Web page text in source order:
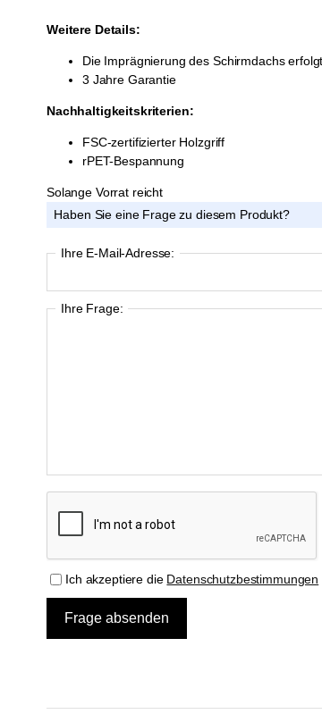
Weitere Details:
Die Imprägnierung des Schirmdachs
3 Jahre Garantie
Nachhaltigkeitskriterien:
FSC-zertifizierter Holzgriff
rPET-Bespannung
Solange Vorrat reicht
Haben Sie eine Frage zu diesem Produkt?
Ihre E-Mail-Adresse:
Ihre Frage:
Ich akzeptiere die Datenschutzbestimmungen